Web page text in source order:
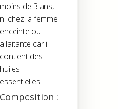
moins de 3 ans,
ni chez la femme
enceinte ou
allaitante car il
contient des
huiles
essentielles.
Composition :